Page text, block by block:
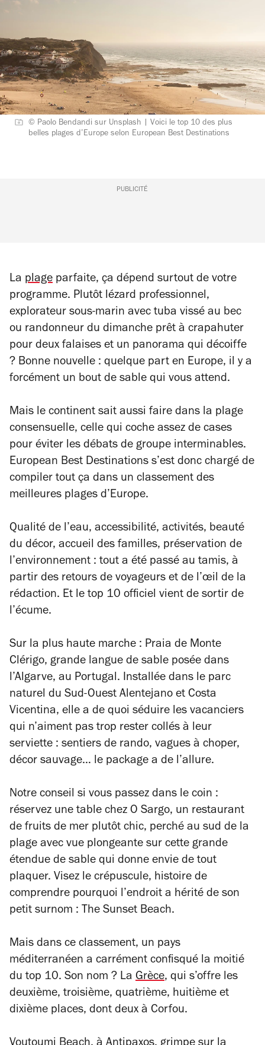
© Paolo Bendandi sur Unsplash | Voici le top 10 des plus
belles plages d’Europe selon European Best Destinations
PUBLICITÉ
La plage parfaite, ça dépend surtout de votre
programme. Plutôt lézard professionnel,
explorateur sous-marin avec tuba vissé au bec
ou randonneur du dimanche prêt à crapahuter
pour deux falaises et un panorama qui décoiffe
? Bonne nouvelle : quelque part en Europe, il y a
forcément un bout de sable qui vous attend.
Mais le continent sait aussi faire dans la plage
consensuelle, celle qui coche assez de cases
pour éviter les débats de groupe interminables.
European Best Destinations s’est donc chargé de
compiler tout ça dans un classement des
meilleures plages d’Europe.
Qualité de l’eau, accessibilité, activités, beauté
du décor, accueil des familles, préservation de
l’environnement : tout a été passé au tamis, à
partir des retours de voyageurs et de l’œil de la
rédaction. Et le top 10 officiel vient de sortir de
l’écume.
Sur la plus haute marche : Praia de Monte
Clérigo, grande langue de sable posée dans
l’Algarve, au Portugal. Installée dans le parc
naturel du Sud-Ouest Alentejano et Costa
Vicentina, elle a de quoi séduire les vacanciers
qui n’aiment pas trop rester collés à leur
serviette : sentiers de rando, vagues à choper,
décor sauvage… le package a de l’allure.
Notre conseil si vous passez dans le coin :
réservez une table chez O Sargo, un restaurant
de fruits de mer plutôt chic, perché au sud de la
plage avec vue plongeante sur cette grande
étendue de sable qui donne envie de tout
plaquer. Visez le crépuscule, histoire de
comprendre pourquoi l’endroit a hérité de son
petit surnom : The Sunset Beach.
Mais dans ce classement, un pays
méditerranéen a carrément confisqué la moitié
du top 10. Son nom ? La Grèce, qui s’offre les
deuxième, troisième, quatrième, huitième et
dixième places, dont deux à Corfou.